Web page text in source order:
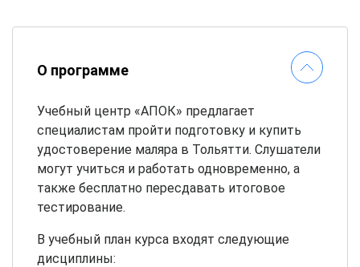
О программе
Учебный центр «АПОК» предлагает
специалистам пройти подготовку и купить
удостоверение маляра в Тольятти. Слушатели
могут учиться и работать одновременно, а
также бесплатно пересдавать итоговое
тестирование.
В учебный план курса входят следующие
дисциплины: